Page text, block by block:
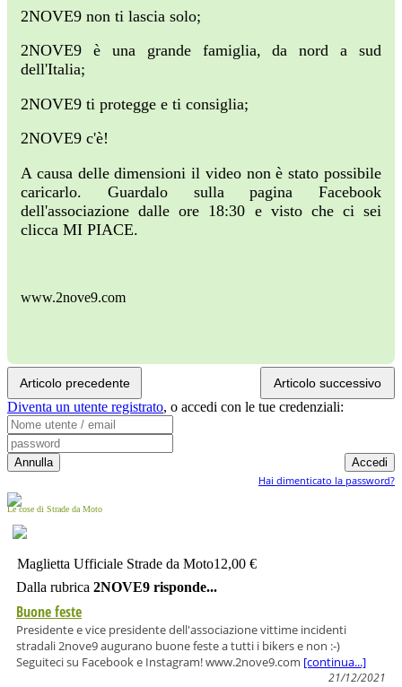
2NOVE9 non ti lascia solo;
2NOVE9 è una grande famiglia, da nord a sud
dell'Italia;
2NOVE9 ti protegge e ti consiglia;
2NOVE9 c'è!
A causa delle dimensioni il video non è stato possibile
caricarlo. Guardalo sulla pagina Facebook
dell'associazione dalle ore 18:30 e visto che ci sei
clicca MI PIACE.
www.2nove9.com
Articolo precedente Articolo successivo
Diventa un utente registrato, o accedi con le tue credenziali:
Hai dimenticato la password?
Le cose di Strade da Moto
Maglietta Ufficiale Strade da Moto12,00 €
Dalla rubrica 2NOVE9 risponde...
Buone feste
Presidente e vice presidente dell'associazione vittime incidenti
stradali 2nove9 augurano buone feste a tutti i bikers e non :-)
Seguiteci su Facebook e Instagram! www.2nove9.com [continua...]
21/12/2021